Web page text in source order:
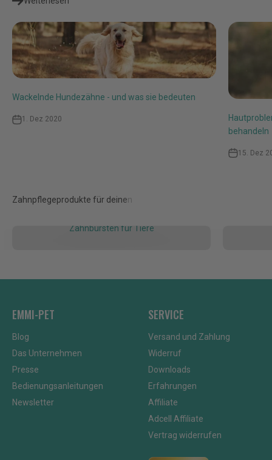
Wackelnde Hundezähne - und was sie bedeuten
1. Dez 2020
behandeln
15. Dez
Zahnbürsten für Tiere
EMMI-PET
Blog
Das Unternehmen
Presse
Bedienungsanleitungen
Newsletter
SERVICE
Versand und Zahlung
Widerruf
Downloads
Erfahrungen
Affiliate
Adcell Affiliate
Vertrag widerrufen